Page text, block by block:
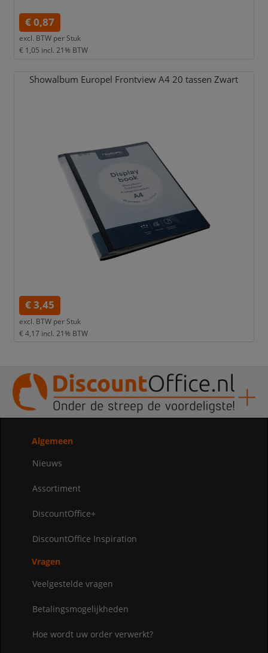
€ 0,87
excl. BTW per Stuk
€ 1,05 incl. 21% BTW
Showalbum Europel Frontview A4 20 tassen Zwart
€ 3,45
excl. BTW per Stuk
€ 4,17 incl. 21% BTW
Algemeen
Nieuws
Assortiment
DiscountOffice+
DiscountOffice Inspiration
Vragen
Veelgestelde vragen
Betalingsmogelijkheden
Hoe wordt uw order verwerkt?